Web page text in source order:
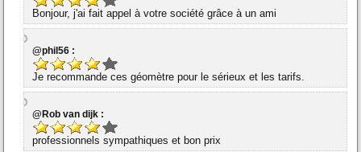
Bonjour, j'ai fait appel à votre société grâce à un ami
@phil56 :
Je recommande ces géomètre pour le sérieux et les tarifs.
@Rob van dijk :
professionnels sympathiques et bon prix